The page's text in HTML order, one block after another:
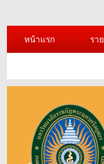
หน้าแรก รา